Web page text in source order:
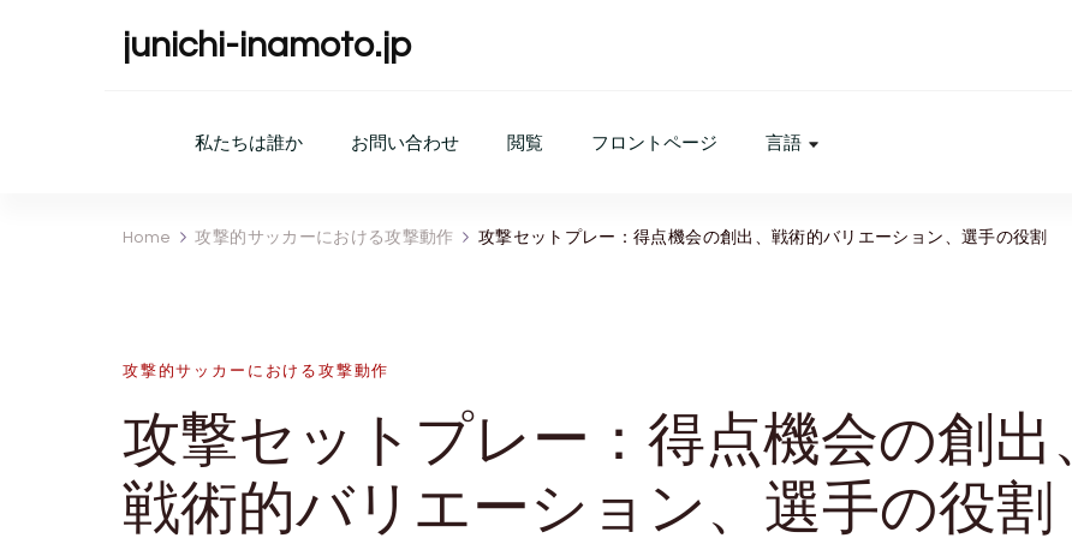
junichi-inamoto.jp
私たちは誰か お問い合わせ 閲覧 フロントページ 言語
Home 攻撃的サッカーにおける攻撃動作 攻撃セットプレー：得点機会の創出、戦術的バリエーション、選手の役割
攻撃的サッカーにおける攻撃動作
攻撃セットプレー：得点機会の創出、
戦術的バリエーション、選手の役割